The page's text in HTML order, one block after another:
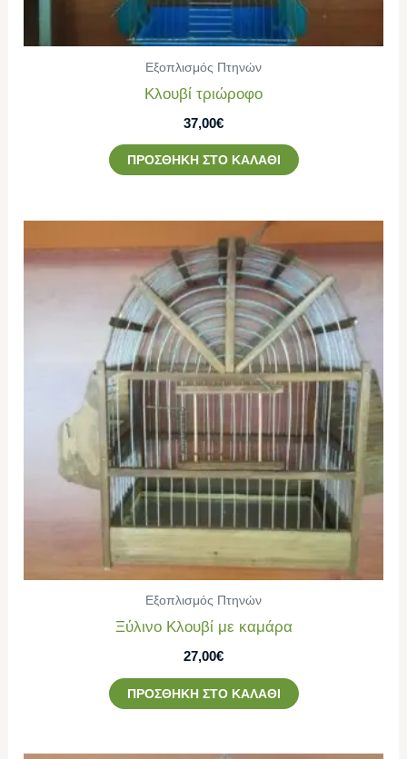
Εξοπλισμός Πτηνών
Κλουβί τριώροφο
37,00€
ΠΡΟΣΘΉΚΗ ΣΤΟ ΚΑΛΆΘΙ
Εξοπλισμός Πτηνών
Ξύλινο Κλουβί με καμάρα
27,00€
ΠΡΟΣΘΉΚΗ ΣΤΟ ΚΑΛΆΘΙ